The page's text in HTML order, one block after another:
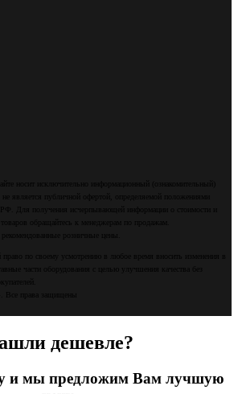
носит исключительно информационный (ознакомительный)
является публичной офертой, определяемой положениями
РФ. Для получения исчерпывающей информации о стоимости и
товаров обращайтесь к менеджерам по продажам.
розничные цены.
право по своему усмотрению в любое время вносить изменения в
части оборудования с целью улучшения качества без
права защищены
дешевле?
и мы предложим Вам лучшую